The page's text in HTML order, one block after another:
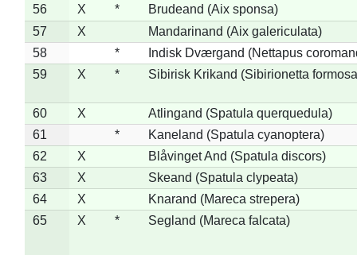
56
X *
Brudeand (Aix sponsa)
57
X
Mandarinand (Aix galericulata)
58
*
Indisk Dværgand (Nettapus
59
X * Sibirisk Krikand (Sibirionetta
60 X
Atlingand (Spatula querquedula)
61
*
Kaneland (Spatula cyanoptera)
62
X
Blåvinget And (Spatula discors)
63
X
Skeand (Spatula clypeata)
64
X
Knarand (Mareca strepera)
65
X * Segland (Mareca falcata)